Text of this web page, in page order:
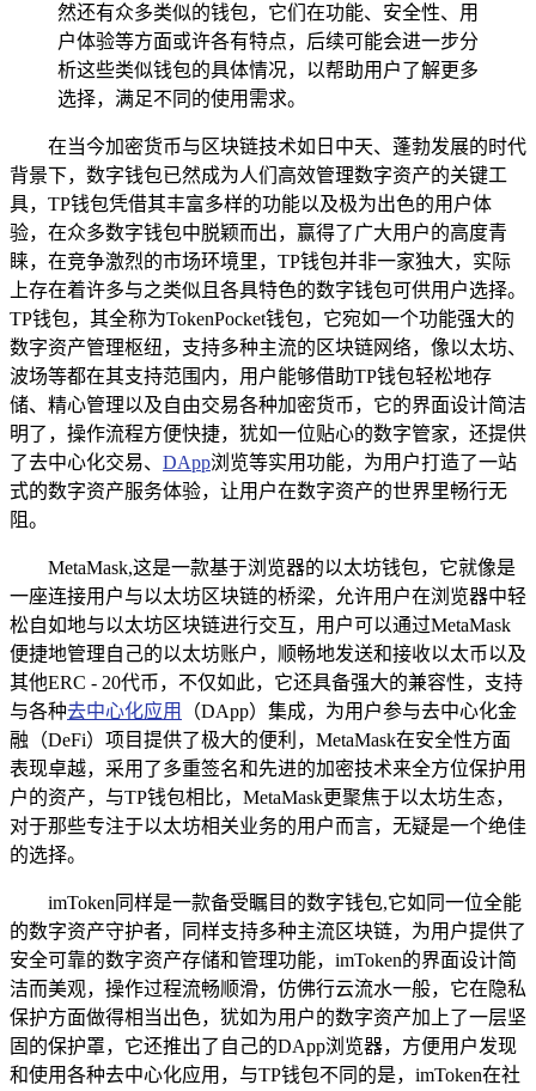
然还有众多类似的钱包，它们在功能、安全性、用
户体验等方面或许各有特点，后续可能会进一步分
析这些类似钱包的具体情况，以帮助用户了解更多
选择，满足不同的使用需求。
在当今加密货币与区块链技术如日中天、蓬勃发展的时代
背景下，数字钱包已然成为人们高效管理数字资产的关键工
具，TP钱包凭借其丰富多样的功能以及极为出色的用户体
验，在众多数字钱包中脱颖而出，赢得了广大用户的高度青
睐，在竞争激烈的市场环境里，TP钱包并非一家独大，实际
上存在着许多与之类似且各具特色的数字钱包可供用户选择。
TP钱包，其全称为TokenPocket钱包，它宛如一个功能强大的
数字资产管理枢纽，支持多种主流的区块链网络，像以太坊、
波场等都在其支持范围内，用户能够借助TP钱包轻松地存
储、精心管理以及自由交易各种加密货币，它的界面设计简洁
明了，操作流程方便快捷，犹如一位贴心的数字管家，还提供
了去中心化交易、 DApp浏览等实用功能，为用户打造了一站
式的数字资产服务体验，让用户在数字资产的世界里畅行无
阻。
MetaMask,这是一款基于浏览器的以太坊钱包，它就像是
一座连接用户与以太坊区块链的桥梁，允许用户在浏览器中轻
松自如地与以太坊区块链进行交互，用户可以通过MetaMask
便捷地管理自己的以太坊账户，顺畅地发送和接收以太币以及
其他ERC - 20代币，不仅如此，它还具备强大的兼容性，支持
与各种去中心化应用
（DApp）集成，为用户参与去中心化金
融（DeFi）项目提供了极大的便利，MetaMask在安全性方面
表现卓越，采用了多重签名和先进的加密技术来全方位保护用
户的资产，与TP钱包相比，MetaMask更聚焦于以太坊生态，
对于那些专注于以太坊相关业务的用户而言，无疑是一个绝佳
的选择。
imToken同样是一款备受瞩目的数字钱包,它如同一位全能
的数字资产守护者，同样支持多种主流区块链，为用户提供了
安全可靠的数字资产存储和管理功能，imToken的界面设计简
洁而美观，操作过程流畅顺滑，仿佛行云流水一般，它在隐私
保护方面做得相当出色，犹如为用户的数字资产加上了一层坚
固的保护罩，它还推出了自己的DApp浏览器，方便用户发现
和使用各种去中心化应用，与TP钱包不同的是，imToken在社